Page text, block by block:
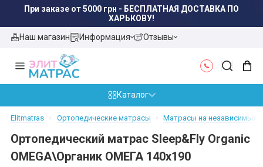
Наш магазин Информация Отзывы
Каталог
Elitmatras Ортопедические матрасы Матрасы на независимых
Ортопедический матрас Sleep&Fly Organic
OMEGA\Органик ОМЕГА 140x190